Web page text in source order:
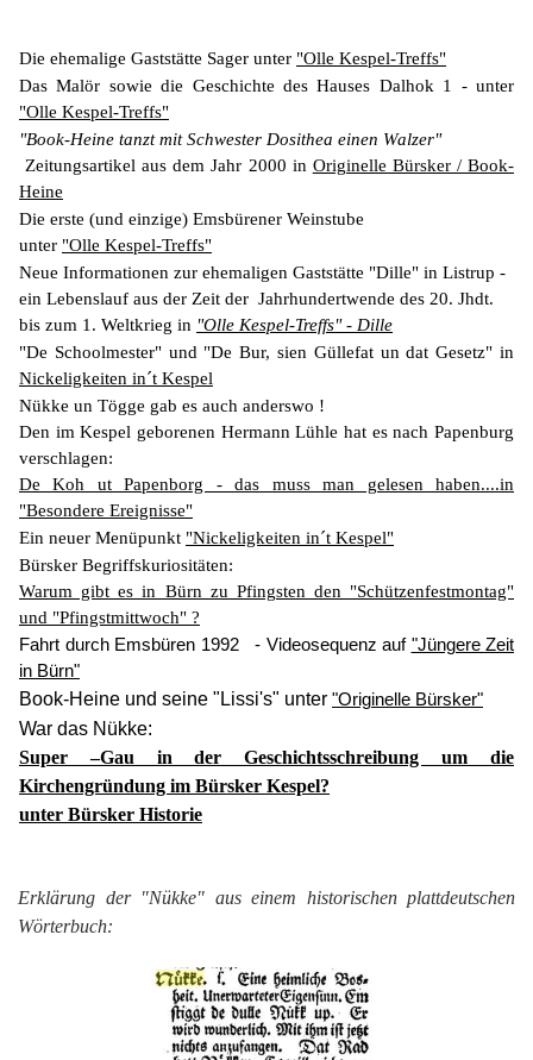
Die ehemalige Gaststätte Sager unter "Olle Kespel-Treffs"
Das Malör sowie die Geschichte des Hauses Dalhok 1 - unter
"Olle Kespel-Treffs"
"Book-Heine tanzt mit Schwester Dosithea einen Walzer"
Zeitungsartikel aus dem Jahr 2000 in Originelle Bürsker / Book-
Heine
Die erste (und einzige) Emsbürener Weinstube
unter "Olle Kespel-Treffs"
Neue Informationen zur ehemaligen Gaststätte "Dille" in Listrup -
ein Lebenslauf aus der Zeit der Jahrhundertwende des 20. Jhdt.
bis zum 1. Weltkrieg in "Olle Kespel-Treffs" - Dille
"De Schoolmester" und "De Bur, sien Güllefat un dat Gesetz" in
Nickeligkeiten in´t Kespel
Nükke un Tögge gab es auch anderswo !
Den im Kespel geborenen Hermann Lühle hat es nach Papenburg
verschlagen:
De Koh ut Papenborg - das muss man gelesen haben....in
"Besondere Ereignisse"
Ein neuer Menüpunkt "Nickeligkeiten in´t Kespel"
Bürsker Begriffskuriositäten:
Warum gibt es in Bürn zu Pfingsten den "Schützenfestmontag"
und "Pfingstmittwoch" ?
Fahrt durch Emsbüren 1992 - Videosequenz auf "Jüngere Zeit
in Bürn"
Book-Heine und seine "Lissi's" unter "Originelle Bürsker"
War das Nükke:
Super –Gau in der Geschichtsschreibung um die
Kirchengründung im Bürsker Kespel?
unter Bürsker Historie
Erklärung der "Nükke" aus einem historischen plattdeutschen
Wörterbuch: